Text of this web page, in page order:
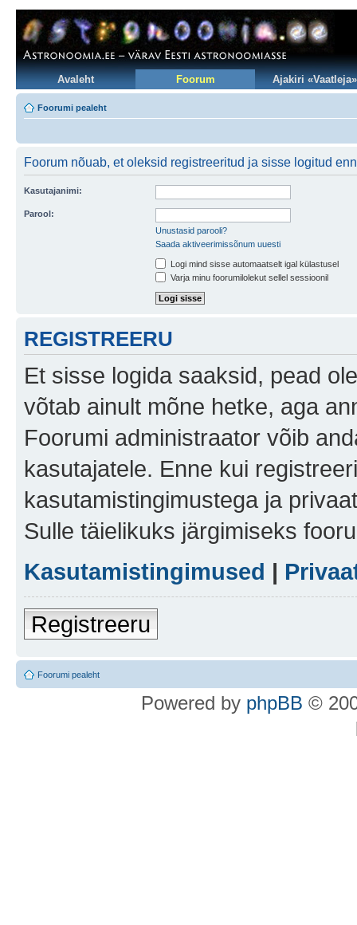
Avaleht Foorum Ajakiri «Vaatleja»
Foorumi pealeht
Foorum nõuab, et oleksid registreeritud ja sisse logitud
Kasutajanimi:
Parool:
Unustasid parooli?
Saada aktiveerimissõnum uuesti
Logi mind sisse automaatselt igal külastusel
Varja minu foorumilolekut sellel sessioonil
REGISTREERU
Et sisse logida saaksid, pead
võtab ainult mõne hetke, aga
Foorumi administraator võib
kasutajatele. Enne kui
kasutamistingimustega ja
Sulle täielikuks järgimiseks
Kasutamistingimused |
Registreeru
Foorumi pealeht
Powered by phpBB ©